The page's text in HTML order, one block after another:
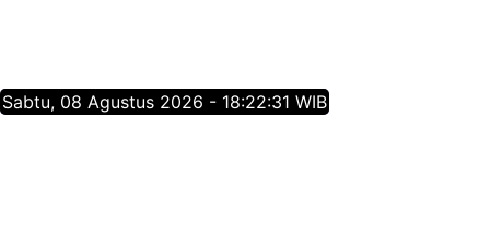
Sabtu, 08 Agustus 2026 - 18:22:32 WIB